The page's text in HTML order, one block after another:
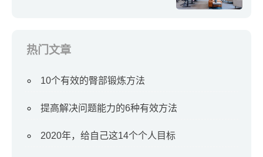
热门文章
10个有效的臀部锻炼方法
提高解决问题能力的6种有效方法
2020年，给自己这14个个人目标